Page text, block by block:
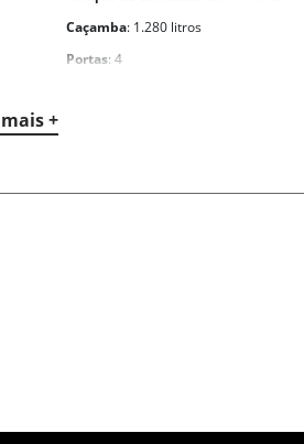
Caçamba : 1.280 litros
Portas : 4
+